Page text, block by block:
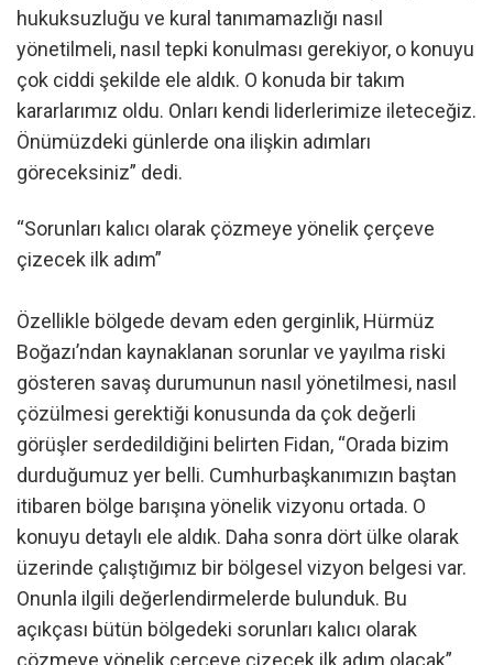
hukuksuzluğu ve kural tanımamazlığı nasıl
yönetilmeli, nasıl tepki konulması gerekiyor, o konuyu
çok ciddi şekilde ele aldık. O konuda bir takım
kararlarımız oldu. Onları kendi liderlerimize ileteceğiz.
Önümüzdeki günlerde ona ilişkin adımları
göreceksiniz” dedi.
“Sorunları kalıcı olarak çözmeye yönelik çerçeve
çizecek ilk adım”
Özellikle bölgede devam eden gerginlik, Hürmüz
Boğazı’ndan kaynaklanan sorunlar ve yayılma riski
gösteren savaş durumunun nasıl yönetilmesi, nasıl
çözülmesi gerektiği konusunda da çok değerli
görüşler serdedildiğini belirten Fidan, “Orada bizim
durduğumuz yer belli. Cumhurbaşkanımızın baştan
itibaren bölge barışına yönelik vizyonu ortada. O
konuyu detaylı ele aldık. Daha sonra dört ülke olarak
üzerinde çalıştığımız bir bölgesel vizyon belgesi var.
Onunla ilgili değerlendirmelerde bulunduk. Bu
açıkçası bütün bölgedeki sorunları kalıcı olarak
çözmeye yönelik çerçeve çizecek ilk adım olacak”